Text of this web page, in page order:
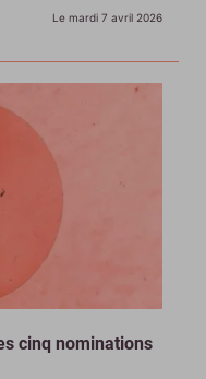
Le mardi 7 avril 2026
cinq nominations